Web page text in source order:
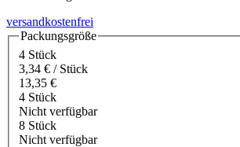
versandkostenfrei
Packungsgröße
4 Stück
3,34 € / Stück
13,35 €
4 Stück
Nicht verfügbar
8 Stück
Nicht verfügbar